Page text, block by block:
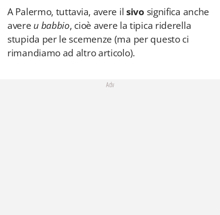
A Palermo, tuttavia, avere ilsivo significa anche
avere u babbio, cioè avere la tipica riderella
stupida per le scemenze (ma per questo ci
rimandiamo ad altro articolo).
Adv